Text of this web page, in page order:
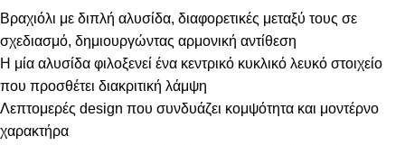
Βραχιόλι με διπλή αλυσίδα, διαφορετικές μεταξύ τους σε
σχεδιασμό, δημιουργώντας αρμονική αντίθεση
Η μία αλυσίδα φιλοξενεί ένα κεντρικό κυκλικό λευκό στοιχείο
που προσθέτει διακριτική λάμψη
Λεπτομερές design που συνδυάζει κομψότητα και μοντέρνο
χαρακτήρα